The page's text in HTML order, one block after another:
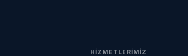
HIZMETLERIMIZ